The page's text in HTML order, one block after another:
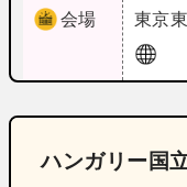
会場 東京
ハンガリー国